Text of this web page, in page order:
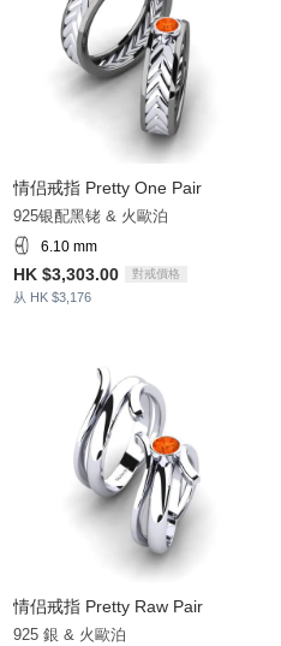
情侣戒指 Pretty One Pair
925银配黑铑 & 火歐泊
6.10 mm
HK $3,303.00 對戒價格
从 HK $3,176
情侣戒指 Pretty Raw Pair
925 銀 & 火歐泊